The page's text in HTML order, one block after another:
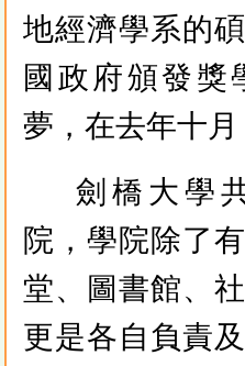
地經濟學系的
國政府頒發獎
夢，在去年十月
劍橋大學
院，學院除了
堂、圖書館、
更是各自負責